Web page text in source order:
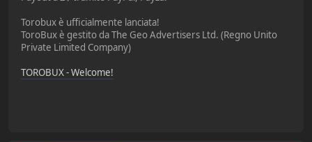
Torobux è ufficialmente lanciata!
ToroBux è gestito da The Geo Advertisers Ltd. (Regno Unito
Private Limited Company)
TOROBUX - Welcome!